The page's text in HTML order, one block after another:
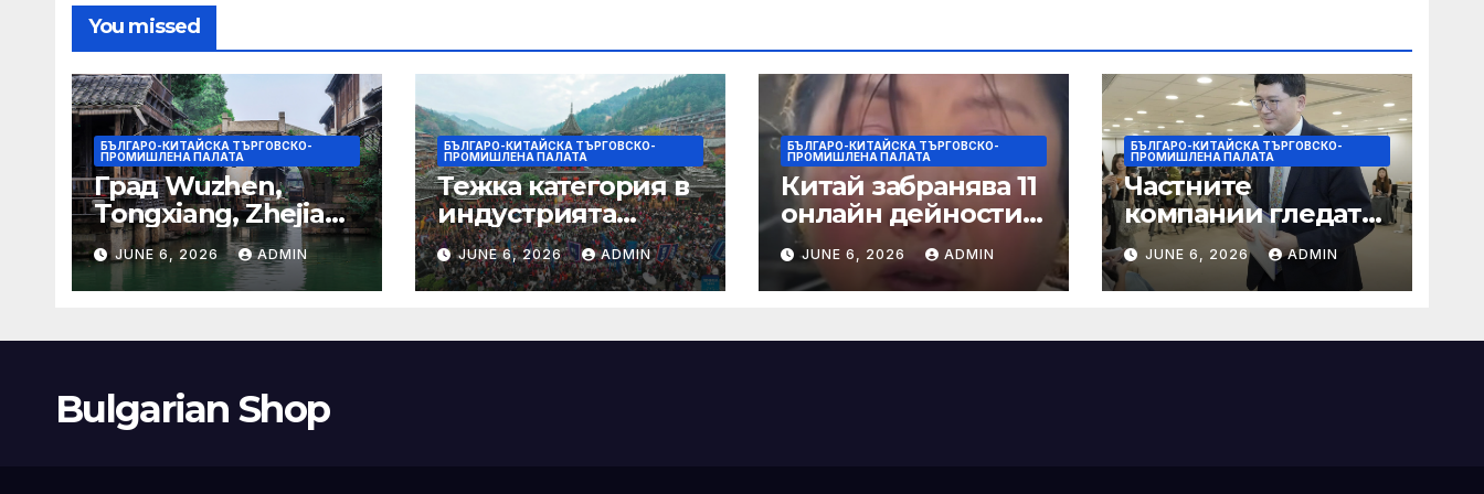
You missed
БЪЛГАРО-КИТАЙСКА ТЪРГОВСКО-
ПРОМИШЛЕНА ПАЛАТА
Град Wuzhen,
Tongxiang, Zhejiang
– Chinadaily.com.cn
JUNE 6, 2026 ADMIN
БЪЛГАРО-КИТАЙСКА ТЪРГОВСКО-
ПРОМИШЛЕНА ПАЛАТА
Тежка категория в
индустрията
стартира алианс за
космическа
слънчева енергия
JUNE 6, 2026 ADMIN
БЪЛГАРО-КИТАЙСКА ТЪРГОВСКО-
ПРОМИШЛЕНА ПАЛАТА
Китай забранява 11
онлайн дейности
при по-строги
правила за
ограничаване на
кибернасилницит
JUNE 6, 2026 ADMIN
БЪЛГАРО-КИТАЙСКА ТЪРГОВСКО-
ПРОМИШЛЕНА ПАЛАТА
Частните
компании гледат
на по-голяма роля
в стратегическата
енергетика
JUNE 6, 2026 ADMIN
Bulgarian Shop